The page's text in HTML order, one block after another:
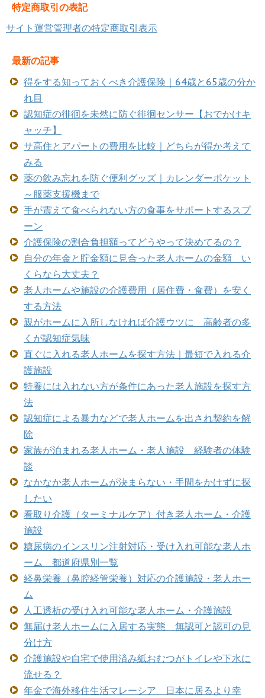
特定商取引の表記
サイト運営管理者の特定商取引表示
最新の記事
得をする知っておくべき介護保険｜64歳と65歳の分か
れ目
認知症の徘徊を未然に防ぐ徘徊センサー【おでかけキ
ャッチ】
サ高住とアパートの費用を比較｜どちらが得か考えて
みる
薬の飲み忘れを防ぐ便利グッズ｜カレンダーポケット
～服薬支援機まで
手が震えて食べられない方の食事をサポートするスプ
ーン
介護保険の割合負担額ってどうやって決めてるの？
自分の年金と貯金額に見合った老人ホームの金額 い
くらなら大丈夫？
老人ホームや施設の介護費用（居住費・食費）を安く
する方法
親がホームに入所しなければ介護ウツに 高齢者の多
くが認知症気味
直ぐに入れる老人ホームを探す方法｜最短で入れる介
護施設
特養には入れない方が条件にあった老人施設を探す方
法
認知症による暴力などで老人ホームを出され契約を解
除
家族が泊まれる老人ホーム・老人施設 経験者の体験
談
なかなか老人ホームが決まらない・手間をかけずに探
したい
看取り介護（ターミナルケア）付き老人ホーム・介護
施設
糖尿病のインスリン注射対応・受け入れ可能な老人ホ
ーム 都道府県別一覧
経鼻栄養（鼻腔経管栄養）対応の介護施設・老人ホー
ム
人工透析の受け入れ可能な老人ホーム・介護施設
無届け老人ホームに入居する実態 無認可と認可の見
分け方
介護施設や自宅で使用済み紙おむつがトイレや下水に
流せる？
年金で海外移住生活マレーシア 日本に居るより幸